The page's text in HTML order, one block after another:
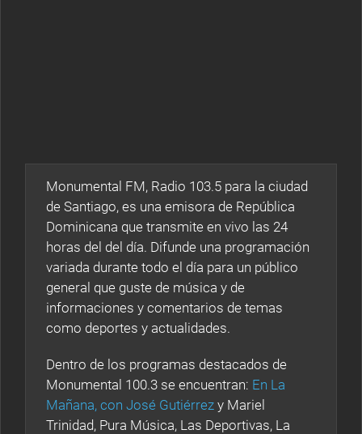
Monumental FM, Radio 103.5 para la ciudad
de Santiago, es una emisora de República
Dominicana que transmite en vivo las 24
horas del del día. Difunde una programación
variada durante todo el día para un público
general que guste de música y de
informaciones y comentarios de temas
como deportes y actualidades.
Dentro de los programas destacados de
Monumental 100.3 se encuentran: En La
Mañana, con José Gutiérrez y Mariel
Trinidad, Pura Música, Las Deportivas, La